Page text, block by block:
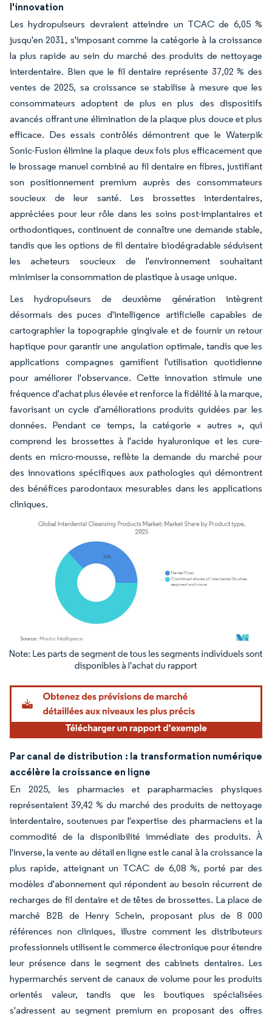
l'innovation
Les hydropulseurs devraient atteindre un TCAC de 6,05 %
jusqu'en 2031, s'imposant comme la catégorie à la croissance
la plus rapide au sein du marché des produits de nettoyage
interdentaire. Bien que le fil dentaire représente 37,02 % des
ventes de 2025, sa croissance se stabilise à mesure que les
consommateurs adoptent de plus en plus des dispositifs
avancés offrant une élimination de la plaque plus douce et plus
efficace. Des essais contrôlés démontrent que le Waterpik
Sonic-Fusion élimine la plaque deux fois plus efficacement que
le brossage manuel combiné au fil dentaire en fibres, justifiant
son positionnement premium auprès des consommateurs
soucieux de leur santé. Les brossettes interdentaires,
appréciées pour leur rôle dans les soins post-implantaires et
orthodontiques, continuent de connaître une demande stable,
tandis que les options de fil dentaire biodégradable séduisent
les acheteurs soucieux de l'environnement souhaitant
minimiser la consommation de plastique à usage unique.
Les hydropulseurs de deuxième génération intègrent
désormais des puces d'intelligence artificielle capables de
cartographier la topographie gingivale et de fournir un retour
haptique pour garantir une angulation optimale, tandis que les
applications compagnes gamifient l'utilisation quotidienne
pour améliorer l'observance. Cette innovation stimule une
fréquence d'achat plus élevée et renforce la fidélité à la marque,
favorisant un cycle d'améliorations produits guidées par les
données. Pendant ce temps, la catégorie « autres », qui
comprend les brossettes à l'acide hyaluronique et les cure-
dents en micro-mousse, reflète la demande du marché pour
des innovations spécifiques aux pathologies qui démontrent
des bénéfices parodontaux mesurables dans les applications
cliniques.
Image © Mordor Intelligence. La réutilisation nécessite une attribution sous CC BY
Par canal de distribution : la transformation numérique
accélère la croissance en ligne
En 2025, les pharmacies et parapharmacies physiques
représentaient 39,42 % du marché des produits de nettoyage
interdentaire, soutenues par l'expertise des pharmaciens et la
commodité de la disponibilité immédiate des produits. À
l'inverse, la vente au détail en ligne est le canal à la croissance la
plus rapide, atteignant un TCAC de 6,08 %, porté par des
modèles d'abonnement qui répondent au besoin récurrent de
recharges de fil dentaire et de têtes de brossettes. La place de
marché B2B de Henry Schein, proposant plus de 8 000
références non cliniques, illustre comment les distributeurs
professionnels utilisent le commerce électronique pour étendre
leur présence dans le segment des cabinets dentaires. Les
hypermarchés servent de canaux de volume pour les produits
orientés valeur, tandis que les boutiques spécialisées
s'adressent au segment premium en proposant des offres